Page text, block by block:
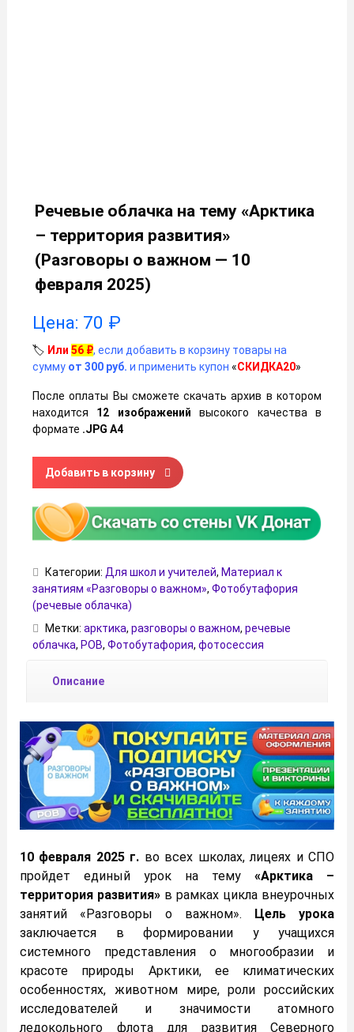
Речевые облачка на тему «Арктика
– территория развития»
(Разговоры о важном — 10
февраля 2025)
Цена: 70 ₽
🏷️ Или 56 ₽, если добавить в корзину товары на
сумму от 300 руб. и применить купон «СКИДКА20»
После оплаты Вы сможете скачать архив в котором
находится 12 изображенийвысокого качества в
формате .JPG А4
Количество товара Речевые облачка на тему «Арктика
Добавить в корзину
Категории: Для школ и учителей, Материал к
занятиям «Разговоры о важном», Фотобутафория
(речевые облачка)
Метки: арктика, разговоры о важном, речевые
облачка, РОВ, Фотобутафория, фотосессия
Описание
10 февраля 2025 г. во всех школах, лицеях и СПО
пройдет единый урок на тему «Арктика –
территория развития» в рамках цикла внеурочных
занятий «Разговоры о важном». Цель урока
заключается в формировании у учащихся
системного представления о многообразии и
красоте природы Арктики, ее климатических
особенностях, животном мире, роли российских
исследователей и значимости атомного
ледокольного флота для развития Северного